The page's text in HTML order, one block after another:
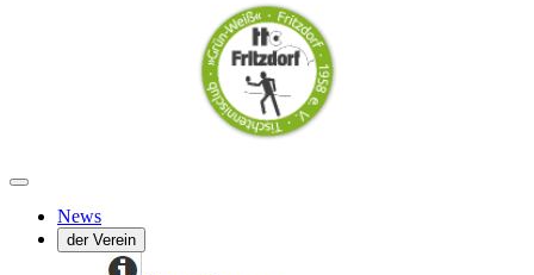
News
der Verein